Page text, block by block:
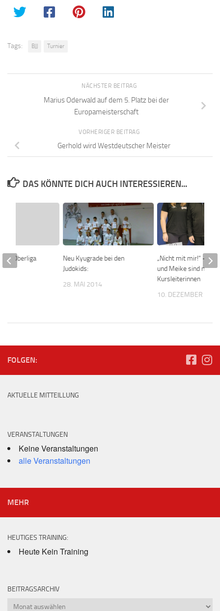
Tags: BJJ Turnier
NÄCHSTER BEITRAG
Marius Oderwald auf dem 5. Platz bei der
Europameisterschaft
VORHERIGER BEITRAG
Gerhold wird Westdeutscher Meister
DAS KÖNNTE DICH AUCH INTERESSIEREN...
Neu Kyugrade bei den
Judokids:
28. MAI 2014
„Nicht mit mir!“ –
und Meike sind neue
Kursleiterinnen
10. DEZEMBER 2024
Oberliga
FOLGEN:
AKTUELLE MITTEILLUNG
VERANSTALTUNGEN
Keine Veranstaltungen
alle Veranstaltungen
MEHR
HEUTIGES TRAINING:
Heute Kein Training
BEITRAGSARCHIV
Beitragsarchiv